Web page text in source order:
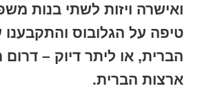
ואישרה ויזות לשתי בנות
טיפה על הגלובוס
הברית, או ליתר דיוק – דרום
ארצות הברית.